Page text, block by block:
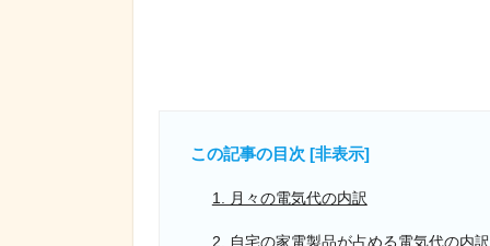
この記事の目次 [非表示]
1. 月々の電気代の内訳
2. 自宅の家電製品が占める電気代の内訳